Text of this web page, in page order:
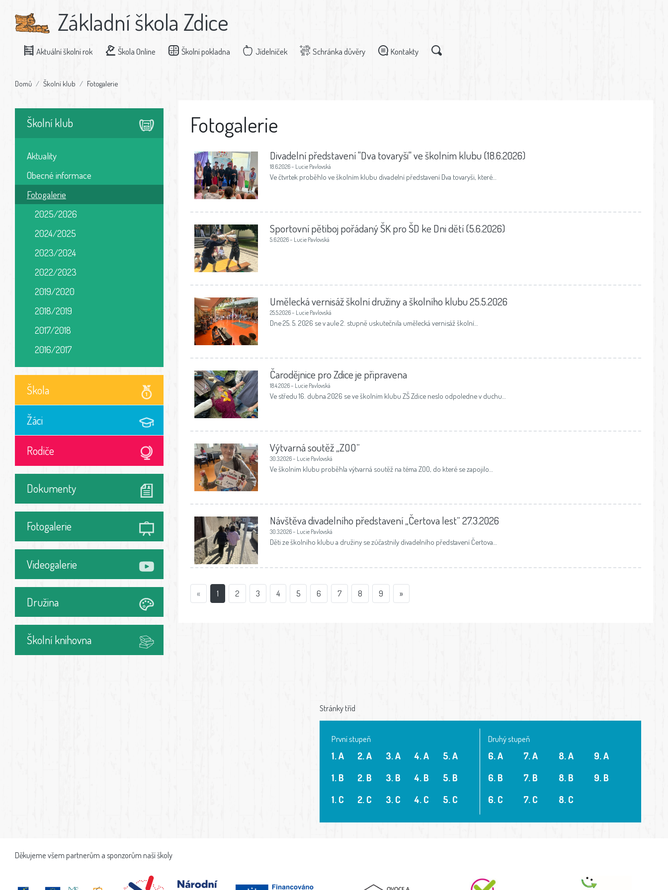
Základní škola Zdice
Aktuální školní rok Škola Online Školní pokladna Jídelníček Schránka důvěry Kontakty
Domů Školní klub Fotogalerie
Školní klub
Aktuality
Obecné informace
Fotogalerie
2025/2026
2024/2025
2023/2024
2022/2023
2019/2020
2018/2019
2017/2018
2016/2017
Škola
Žáci
Rodiče
Dokumenty
Fotogalerie
Videogalerie
Družina
Školní knihovna
Fotogalerie
Divadelní představení "Dva tovaryši" ve školním klubu (18.6.2026)
18.6.2026 – Lucie Pavlovská
Ve čtvrtek proběhlo ve školním klubu divadelní představení Dva tovaryši, které…
Sportovní pětiboj pořádaný ŠK pro ŠD ke Dni dětí (5.6.2026)
5.6.2026 – Lucie Pavlovská
Umělecká vernisáž školní družiny a školního klubu 25.5.2026
25.5.2026 – Lucie Pavlovská
Dne 25. 5. 2026 se v aule 2. stupně uskutečnila umělecká vernisáž školní…
Čarodějnice pro Zdice je připravena
18.4.2026 – Lucie Pavlovská
Ve středu 16. dubna 2026 se ve školním klubu ZŠ Zdice neslo odpoledne v duchu…
Výtvarná soutěž „ZOO“
30.3.2026 – Lucie Pavlovská
Ve školním klubu proběhla výtvarná soutěž na téma ZOO, do které se zapojilo…
Návštěva divadelního představení „Čertova lest“ 27.3.2026
30.3.2026 – Lucie Pavlovská
Děti ze školního klubu a družiny se zúčastnily divadelního představení Čertova…
« 1 2 3 4 5 6 7 8 9 »
Stránky tříd
První stupeň
1. A
1. B
1. C
2. A
2. B
2. C
3. A
3. B
3. C
4. A
4. B
4. C
5. A
5. B
5. C
Druhý stupeň
6. A
6. B
6. C
7. A
7. B
7. C
8. A
8. B
8. C
9. A
9. B
Děkujeme všem partnerům a sponzorům naší školy